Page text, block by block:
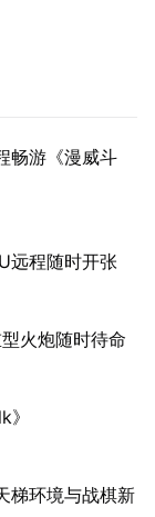
畅游《漫威斗
远程随时开张
火炮随时待命
梯环境与战棋新